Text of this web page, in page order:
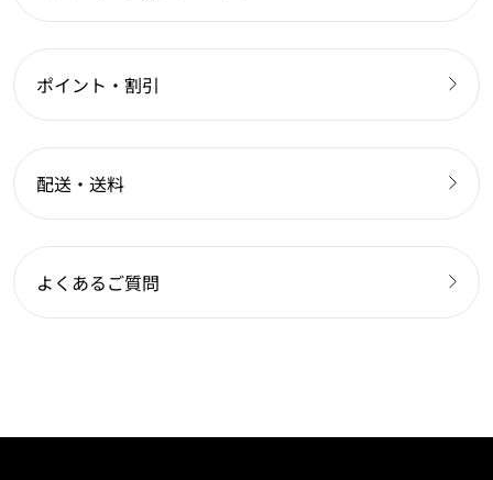
ポイント・割引
配送・送料
よくあるご質問